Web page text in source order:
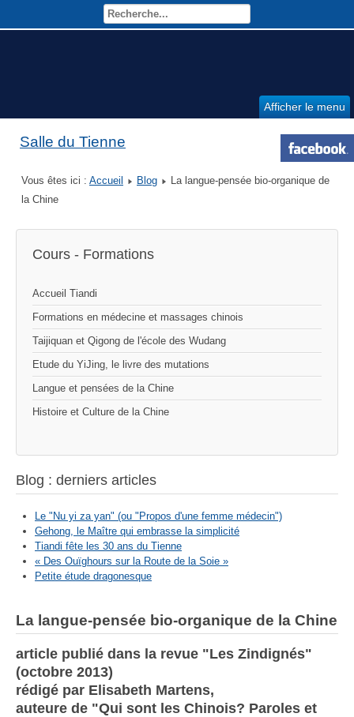
Afficher le menu
Salle du Tienne
Vous êtes ici : Accueil Blog
La langue-pensée bio-organique de
la Chine
Cours - Formations
Accueil Tiandi
Formations en médecine et massages chinois
Taijiquan et Qigong de l'école des Wudang
Etude du YiJing, le livre des mutations
Langue et pensées de la Chine
Histoire et Culture de la Chine
Blog : derniers articles
Le "Nu yi za yan" (ou "Propos d'une femme médecin")
Gehong, le Maître qui embrasse la simplicité
Tiandi fête les 30 ans du Tienne
« Des Ouïghours sur la Route de la Soie »
Petite étude dragonesque
La langue-pensée bio-organique de la Chine
article publié dans la revue "Les Zindignés"
(octobre 2013)
rédigé par Elisabeth Martens,
auteure de "Qui sont les Chinois? Paroles et